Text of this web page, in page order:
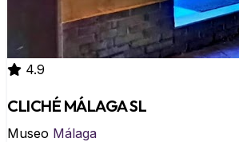
4.9
CLICHÉ MÁLAGA SL
Museo Málaga